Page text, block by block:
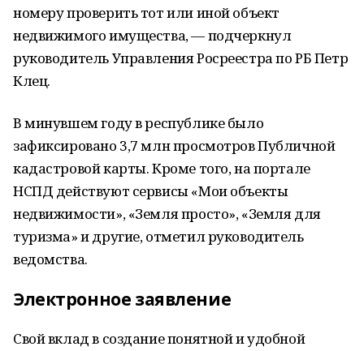
номеру проверить тот или иной объект
недвижимого имущества, — подчеркнул
руководитель Управления Росреестра по РБ Петр
Клец.
В минувшем году в республике было
зафиксировано 3,7 млн просмотров Публичной
кадастровой карты. Кроме того, на портале
НСПД действуют сервисы «Мои объекты
недвижимости», «Земля просто», «Земля для
туризма» и другие, отметил руководитель
ведомства.
Электронное заявление
Свой вклад в создание понятной и удобной